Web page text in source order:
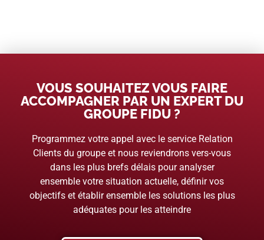
VOUS SOUHAITEZ VOUS FAIRE
ACCOMPAGNER PAR UN EXPERT DU
GROUPE FIDU ?
Programmez votre appel avec le service Relation
Clients du groupe et nous reviendrons vers-vous
dans les plus brefs délais pour analyser
ensemble votre situation actuelle, définir vos
objectifs et établir ensemble les solutions les plus
adéquates pour les atteindre